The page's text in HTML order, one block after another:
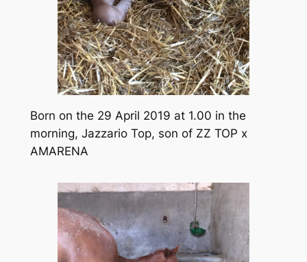
Born on the 29 April 2019 at 1.00 in the
morning, Jazzario Top, son of ZZ TOP x
AMARENA